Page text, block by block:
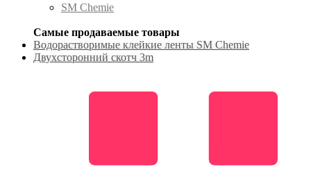
SM Chemie
Самые продаваемые товары
Водорастворимые клейкие ленты SM Chemie
Двухсторонний скотч 3m